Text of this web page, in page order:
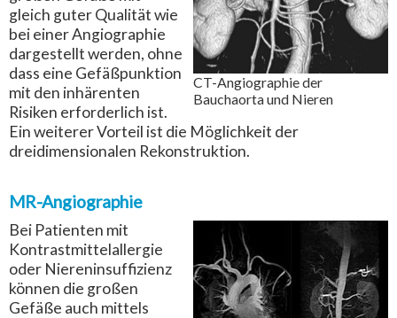
CT-Angiographie der
Bauchaorta und Nieren
gleich guter Qualität wie
bei einer Angiographie
dargestellt werden, ohne
dass eine Gefäßpunktion
mit den inhärenten
Risiken erforderlich ist.
Ein weiterer Vorteil ist die Möglichkeit der
dreidimensionalen Rekonstruktion.
MR-Angiographie
Bei Patienten mit
Kontrastmittelallergie
oder Niereninsuffizienz
können die großen
Gefäße auch mittels